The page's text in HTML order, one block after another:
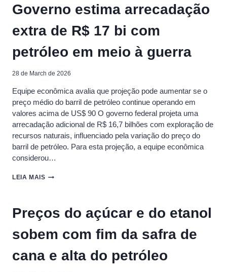
SUSPENDEM
DE
PETRÓLEO
APÓS
ATAQUE
DIZEM
Governo estima arrecadação
extra de R$ 17 bi com
petróleo em meio à guerra
28 de March de 2026
Equipe econômica avalia que projeção pode aumentar se o
preço médio do barril de petróleo continue operando em
valores acima de US$ 90 O governo federal projeta uma
arrecadação adicional de R$ 16,7 bilhões com exploração de
recursos naturais, influenciado pela variação do preço do
barril de petróleo. Para esta projeção, a equipe econômica
considerou…
LEIA MAIS GOVERNO
DE
17
BI
PETRÓLEO
Preços do açúcar e do etanol
sobem com fim da safra de
cana e alta do petróleo